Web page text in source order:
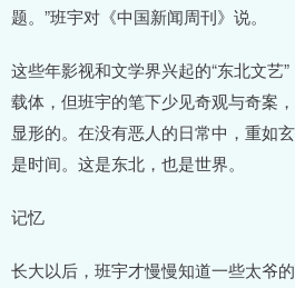
题。”班宇对《中国新闻周刊》说。
这些年影视和文学界兴起的“东北文艺
载体，但班宇的笔下少见奇观与奇案
显形的。在没有恶人的日常中，重如
是时间。这是东北，也是世界。
记忆
长大以后，班宇才慢慢知道一些太爷